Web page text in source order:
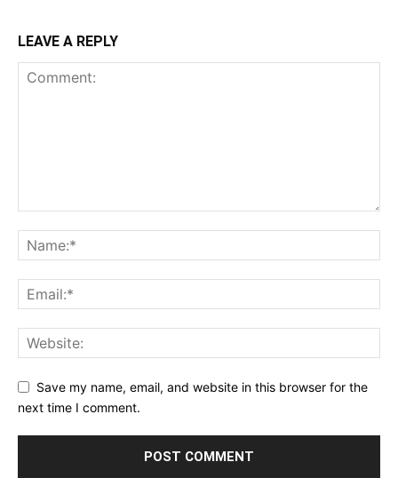
LEAVE A REPLY
Save my name, email, and website in this browser for the
next time I comment.